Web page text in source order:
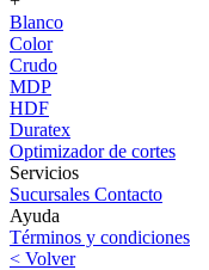
Blanco
Color
Crudo
MDP
HDF
Duratex
Optimizador de cortes
Servicios
Sucursales Contacto
Ayuda
Términos y condiciones
< Volver